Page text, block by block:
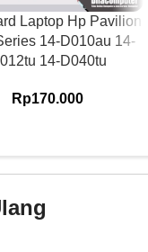
Laptop Hp Pavilion
14-D010au 14-
14-D040tu
Rp170.000